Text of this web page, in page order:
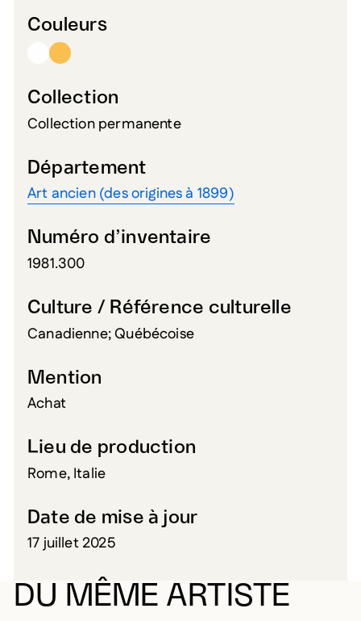
Couleurs
Collection
Collection permanente
Département
Art ancien (des origines à 1899)
Numéro d’inventaire
1981.300
Culture / Référence culturelle
Canadienne; Québécoise
Mention
Achat
Lieu de production
Rome, Italie
Date de mise à jour
17 juillet 2025
DU MÊME ARTISTE